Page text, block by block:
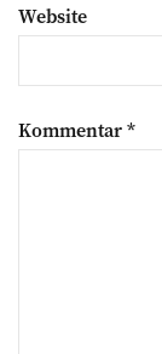
Website
Kommentar*